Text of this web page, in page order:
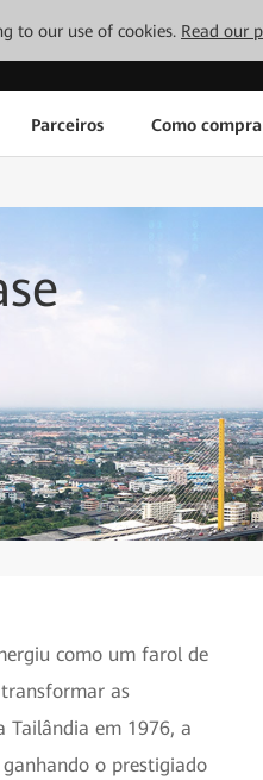
to our use of cookies. Read our
Parceiros Como
como um farol de
as
Tailândia em 1976, a
o prestigiado